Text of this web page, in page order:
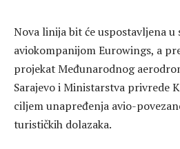
Nova linija bit će uspostavljena u
aviokompanijom Eurowings, a
projekat Međunarodnog
Sarajevo i Ministarstva privrede
ciljem unapređenja avio-
turističkih dolazaka.